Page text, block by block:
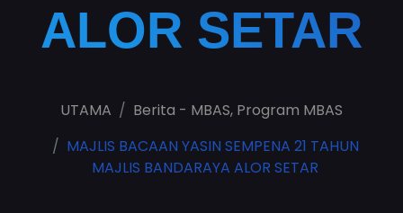
ALOR SETAR
UTAMA Berita - MBAS, Program MBAS
MAJLIS BACAAN YASIN SEMPENA 21 TAHUN
MAJLIS BANDARAYA ALOR SETAR